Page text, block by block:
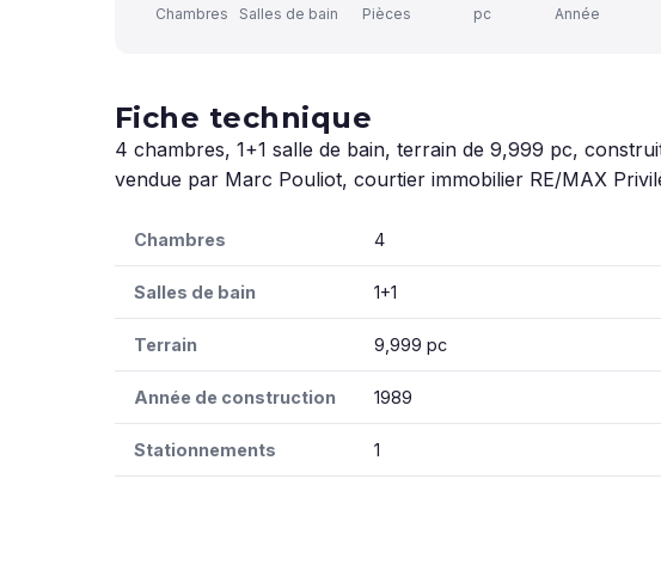
Chambres Salles de bain Pièces pc Année
Fiche technique
4 chambres, 1+1 salle de bain, terrain de 9,999 pc,
vendue par Marc Pouliot, courtier immobilier RE/MAX
Chambres 4
Salles de bain 1+1
Terrain 9,999 pc
Année de construction 1989
Stationnements 1